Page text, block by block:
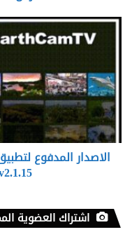
الاصدار
المدفوع
مشاهدة
كاميرات
العالم
مباشرة
EarthCamTV
2
v2.1.15
الاصدار المدفوع
اشتراك العضوية